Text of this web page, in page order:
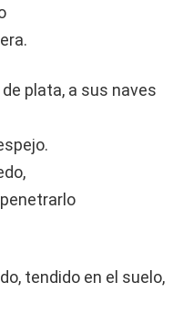
plata, a sus naves
tendido en el suelo,